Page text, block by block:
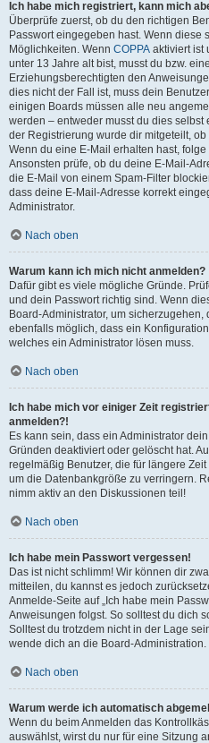
Ich habe mich registriert, kann mich
Überprüfe zuerst, ob du den richtigen
Passwort eingegeben hast. Wenn diese
Möglichkeiten. Wenn COPPA aktiviert ist
unter 13 Jahre alt bist, musst du bzw.
Erziehungsberechtigten den
dies nicht der Fall ist, muss dein
einigen Boards müssen alle neu
werden – entweder musst du dies selbst
der Registrierung wurde dir mitgeteilt,
Wenn du eine E-Mail erhalten hast,
Ansonsten prüfe, ob du deine E-Mail-
die E-Mail von einem Spam-Filter
dass deine E-Mail-Adresse korrekt
Administrator.
Nach oben
Warum kann ich mich nicht anmelden?
Dafür gibt es viele mögliche Gründe.
und dein Passwort richtig sind. Wenn
Board-Administrator, um
ebenfalls möglich, dass ein
welches ein Administrator lösen muss.
Nach oben
Ich habe mich vor einiger Zeit
anmelden?!
Es kann sein, dass ein Administrator
Gründen deaktiviert oder gelöscht hat.
regelmäßig Benutzer, die für längere
um die Datenbankgröße zu verringern.
nimm aktiv an den Diskussionen teil!
Nach oben
Ich habe mein Passwort vergessen!
Das ist nicht schlimm! Wir können dir
mitteilen, du kannst es jedoch
Anmelde-Seite auf „Ich habe mein
Anweisungen folgst. So solltest du dich
Solltest du trotzdem nicht in der Lage
wende dich an die Board-Administration.
Nach oben
Warum werde ich automatisch
Wenn du beim Anmelden das
auswählst, wirst du nur für eine Sitzung